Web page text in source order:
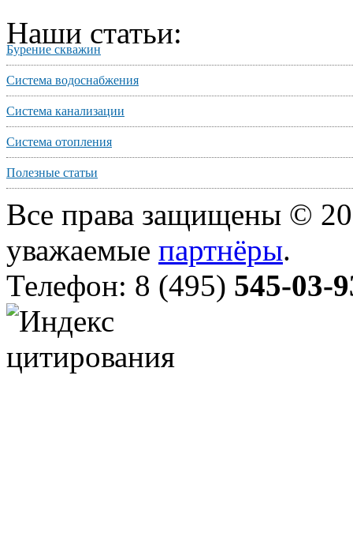
Наши статьи:
Бурение скважин
Система водоснабжения
Система канализации
Система отопления
Полезные статьи
Все права защищены ©
уважаемые партнёры.
Телефон: 8 (495) 545-03-